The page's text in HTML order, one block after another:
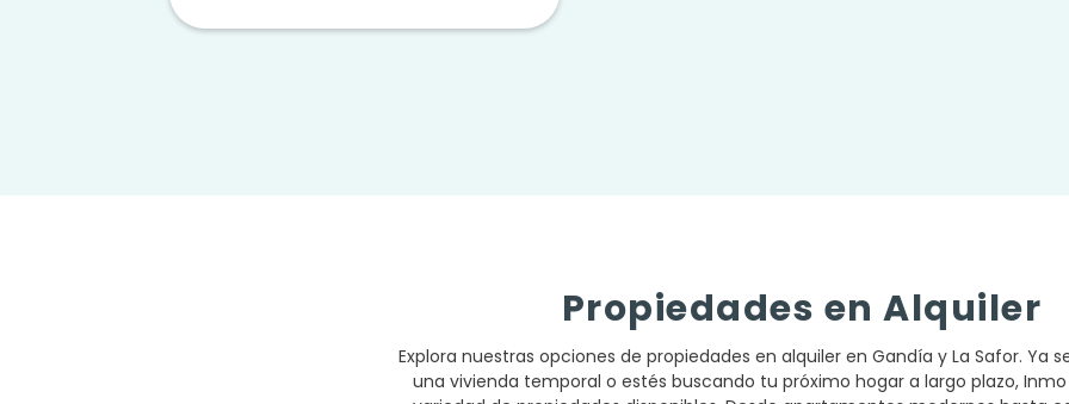
Propiedades en Alquiler
Explora nuestras opciones de propiedades en alquiler en Gandía y La Safor. Ya
una vivienda temporal o estés buscando tu próximo hogar a largo plazo,